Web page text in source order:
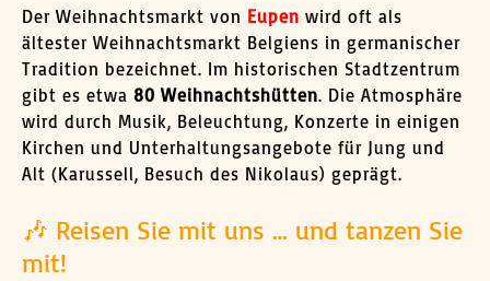
Der Weihnachtsmarkt von Eupen wird oft als
ältester Weihnachtsmarkt Belgiens in germanischer
Tradition bezeichnet. Im historischen Stadtzentrum
gibt es etwa 80 Weihnachtshütten. Die Atmosphäre
wird durch Musik, Beleuchtung, Konzerte in einigen
Kirchen und Unterhaltungsangebote für Jung und
Alt (Karussell, Besuch des Nikolaus) geprägt.
🎶 Reisen Sie mit uns … und tanzen Sie
mit!